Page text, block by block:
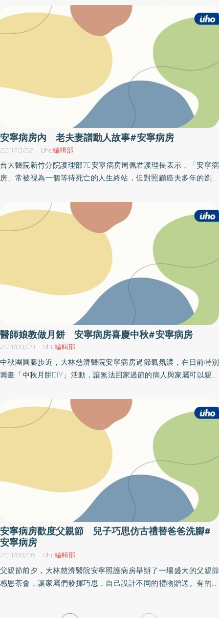
員繼續走下去的動力，落實安寧療護之四全照顧理念。※新聞內容
照片由成大醫院提供。國外專家分享豐富母乳哺育經驗！ 盼大幅
提昇國內水準http://www.uho.com.tw/hotnews.asp?
aid=13319&HN_Yr=0&HN_Mon=0光也可以治療癌症 新技術免受化
療痛苦http://www.uho.com.tw/hotnews.asp?
aid=13317&HN_Yr=0&HN_Mon=0室內空氣品質管理法通過 燒肉店
內空氣差恐開罰http://www.uho.com.tw/hotnews.asp?
aid=13316&HN_Yr=0&HN_Mon=0
要照顧者健康的重要性，台大醫院新竹分院安寧病房特別提供「喘
息服務」，即安寧病房的醫護人員會主動針對主要照顧者進行評估
與瞭解，對於高負荷的照顧者會提供照護協助，甚至協助就醫治
療，目的在於使主要照護者可獲得短暫休息的機會，預防照顧者成
為下一位受照顧者，減輕照護者的負擔，讓照護者及其家人能走更
長遠的路。病房內的越南籍看護阿紅與印尼籍阿娣來台多年，一直
把病人當成自己親人照顧，噓寒問暖、陪伴在側，對病人關心程度
遠超過雇主關係，雖然兩位老人因病重虛弱、意識不清，但是她們
總有辦法細心地一匙一匙餵完大半碗的牛奶或稀飯，也未曾發生嗆
到或嘔吐的情形。她們比任何人都還要認真學習照顧病人的技巧，
每天早上一定確實清潔身體、更衣、定時翻身、換尿布，不管家屬
是否前來，從不偷懶怠惰，讓已臥床多時的阿公及阿嬤身上一點異
味也沒有，她們照顧病人的用心及認真，令安寧病房醫療團隊讚嘆
不已，也非常感動，除了大力稱讚及正向肯定她們為病人的付出，
也替她們和病人一同拍照，護貝後以相框裱褙贈送，主治醫師韋至
台灣特色飲品珍珠奶茶請她們喝，護理師呂秀惠體恤阿娣感冒還特
地為她訂熱飲，讓她們倆人感受到台灣的溫暖與人情味。為了鼓勵
及慰勞她們的辛勞，在取得病人家屬的同意之下，日前某天晚上由
周佩君護理長帶著她們與60位病友一同至電影院看電影《活個痛
快》，由院方出資僱請照顧服務員代為照顧阿公及阿嬤。這些種種
正向的鼓勵簡直讓她們不敢相信，開心的睡不著覺，她們說當看護
這麼多年來從來沒有人對自己這麼好，不但不把她們當佣人看，還
這麼重視及關心她們。周佩君護理長表示，因照顧者的健康狀態會
影響照護品質，所以照顧者的健康狀態不容忽視。此外，身心健康
是同等重要，像阿娣和阿紅這種真心付出的異鄉人，相信也是受到
雇主及醫護人員的同理心對待，才能讓她們繼續陪伴及照護病人。
安寧病房內 老夫妻譜動人故事#安寧病房
2011/10/02 Uho編輯部
台大醫院新竹分院護理部7C安寧病房周佩君護理長表示，「安寧病
房」常被視為一個等待死亡的人生終站，但對照顧癌夫多年的劉媽
今年六月把丈夫送進安寧病房的她有感而發，「來這裡是對的」。
84歲的劉先生於99年診斷出十二指腸壺腹癌症之後，病情急轉直
下，四處求醫最後仍然無法改善，由醫學中心轉回新竹進行安寧治
療，當劉媽媽獲知丈夫的病況時，幾乎崩潰、終日以淚洗面，甚至
開始不吃不喝不睡，害怕自己一睡下去就看不見病人，數度出現自
殺意念。有鑑於發現劉媽媽的哀傷情緒，台大新竹分院安寧病房護
理師呂秀惠把握病人還清醒的時刻，引導病人與家屬親吻擁抱，鼓
勵互相說出「我愛你」。劉媽媽表示阿公是一位傳統的客家男性，
二個人在一起60年來從未說過一句「我愛你」，沒想到能在最後的
階段聽到他說出來，覺得非常窩心，安寧照護團隊也替從來沒有一
起拍照的他們拍下許多親密合照，其孫女甚至協助二人換上情侶
裝，合照中的他們就像一般陷入熱戀中的小情侶，羨煞旁人。延伸
閱讀「安寧病房」：http://www.uho.com.tw/sex.asp?aid=12529
醫師娘教做月餅 安寧病房喜慶中秋#安寧病房
2011/09/09 Uho編輯部
中秋團圓腳步近，大林慈濟醫院安寧病房過節氣氛濃，在日前特別
籌畫「中秋月餅DIY」活動，讓無法回家過節的病人與家屬可以親自
太翁瑩蕙曾擔任營養師，她準備正港的台灣土鳳梨醬、用起司做成
的蛋黃，讓大家吃出美味，有沒有太多熱量的負擔。考量到參加活
動的人多是第一次嘗試做月餅，醫院骨科醫師簡瑞騰的另一半翁瑩
惠，循序漸進地讓來的人先做比較簡單的鳳梨酥和冰皮月餅，然後
才做蛋黃酥。她事先將比較繁複手工的內餡處理和外皮先做好，病
人只要負責包內餡或揉壓造型，雖然看起來簡單，但做起來也不太
容易，讓許多人直呼原來做月餅這麼難。家住台南的楊小姐也特別
和從台北過來的妹妹一起動手做月餅，打算親手送給躺在病床上的
爸爸。她說，自己也是第一次嘗試做月餅，沒想到蛋黃酥這麼難
做，感覺內餡很黏，很難把它包好。「加了五穀粉比較好脫模」，
翁瑩惠不藏私的教導每一個人小撇步，讓大家越來越熟練，成品看
起來不輸給外面賣的。高齡八十一歲的簡阿嬤看到很熱鬧，特別跑
來共襄盛舉，年紀雖大，包起內餡也是手腳俐落，感覺不出來是第
一次做月餅。她說，感覺很趣味，而且手工做的味道一定不會輸給
外面，拿去給老伴吃也比較有誠意。如何讓病人也能安心的吃，翁
瑩惠在材料上做變化。鳳梨酥是利用傳統土鳳梨製作的醬，除了營
安寧病房歡度父親節 兒子巧思仿古禮替爸爸洗腳#
安寧病房
2011/08/06 Uho編輯部
父親節前夕，大林慈濟醫院安寧照護病房舉辦了一場盛大的父親節
感恩茶會，讓家屬們發揮巧思，自己設計不同的禮物贈送。有的人